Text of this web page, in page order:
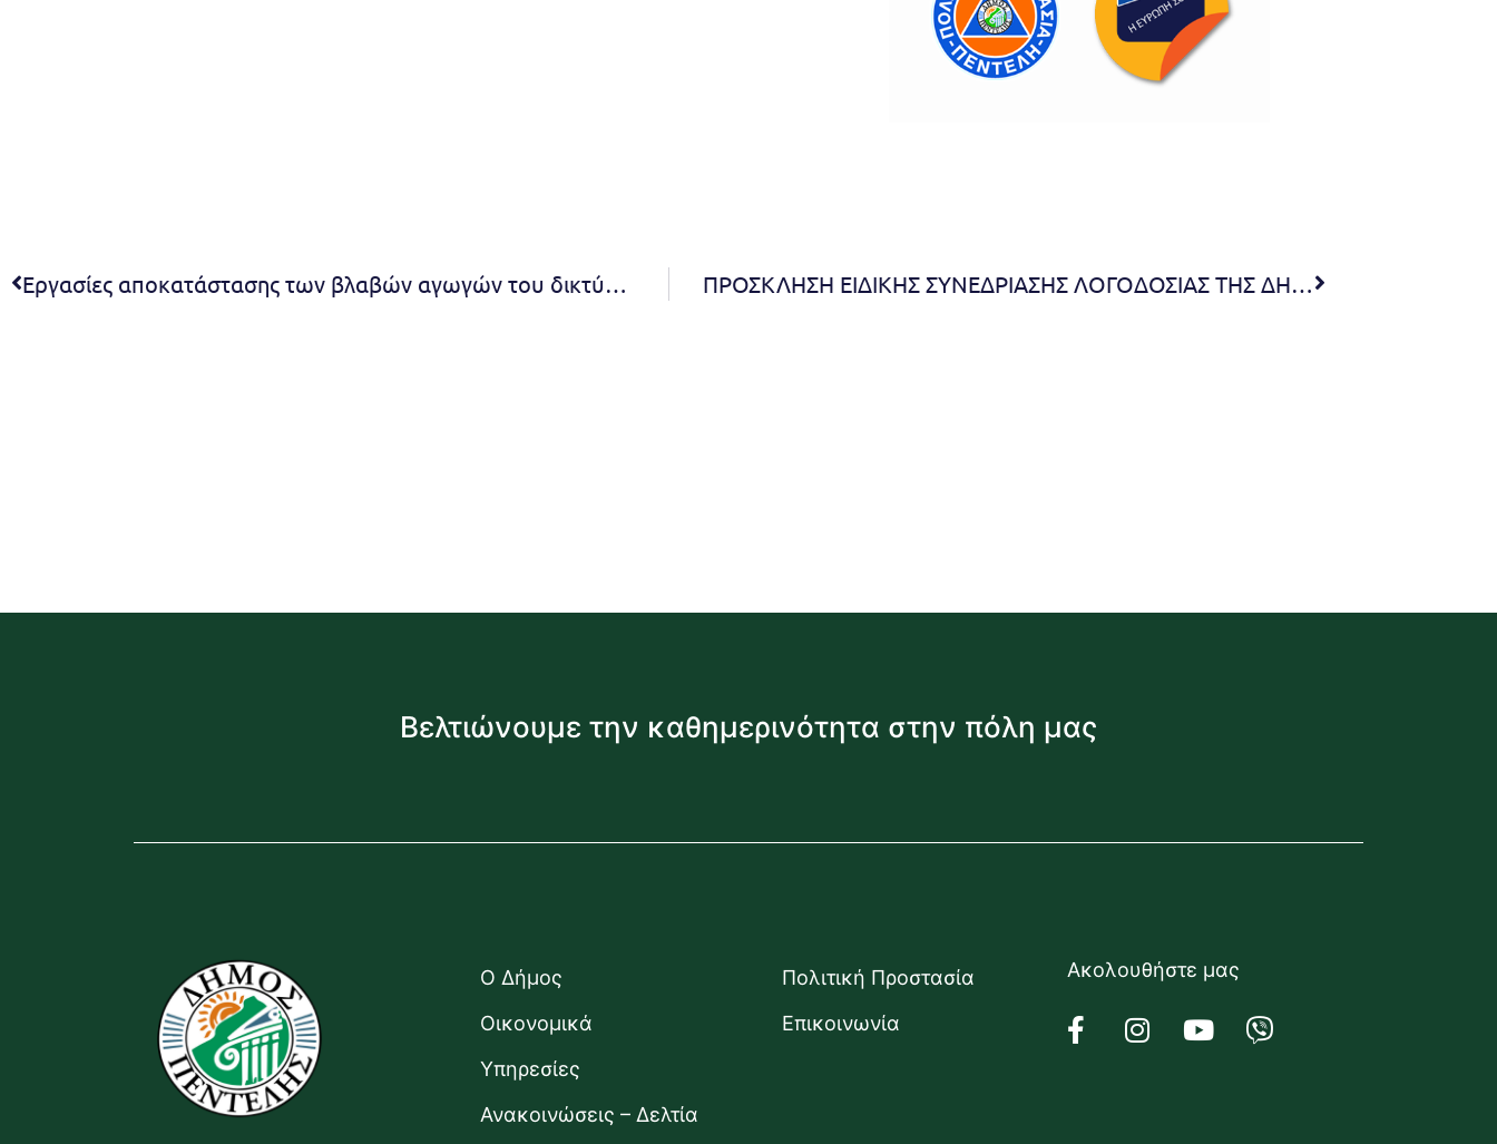
Εργασίες αποκατάστασης των βλαβών αγωγών του δικτύου EYΔΑΠ στην οδό Ζωοδόχου Πηγής ΠΡΟΣΚΛΗΣΗ ΕΙΔΙΚΗΣ ΣΥΝΕΔΡΙΑΣΗΣ ΛΟΓΟΔΟΣΙΑΣ ΤΗΣ ΔΗΜΟΤΙΚΗΣ ΑΡΧΗΣ
Βελτιώνουμε την καθημερινότητα στην πόλη μας
Ο Δήμος
Οικονομικά
Υπηρεσίες
Ανακοινώσεις – Δελτία
Πολιτική Προστασία
Επικοινωνία
Ακολουθήστε μας